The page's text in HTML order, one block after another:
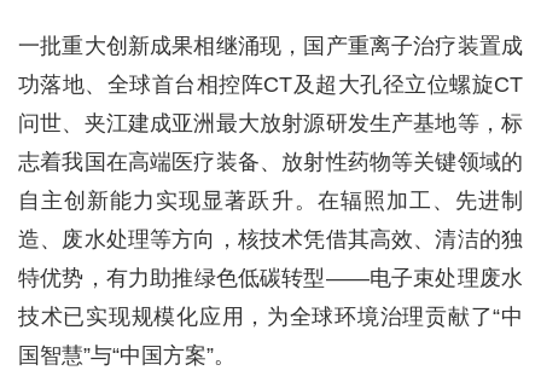
一批重大创新成果相继涌现，国产重离子治疗装置成
功落地、全球首台相控阵CT及超大孔径立位螺旋CT
问世、夹江建成亚洲最大放射源研发生产基地等，标
志着我国在高端医疗装备、放射性药物等关键领域的
自主创新能力实现显著跃升。在辐照加工、先进制
造、废水处理等方向，核技术凭借其高效、清洁的独
特优势，有力助推绿色低碳转型——电子束处理废水
技术已实现规模化应用，为全球环境治理贡献了“中
国智慧”与“中国方案”。